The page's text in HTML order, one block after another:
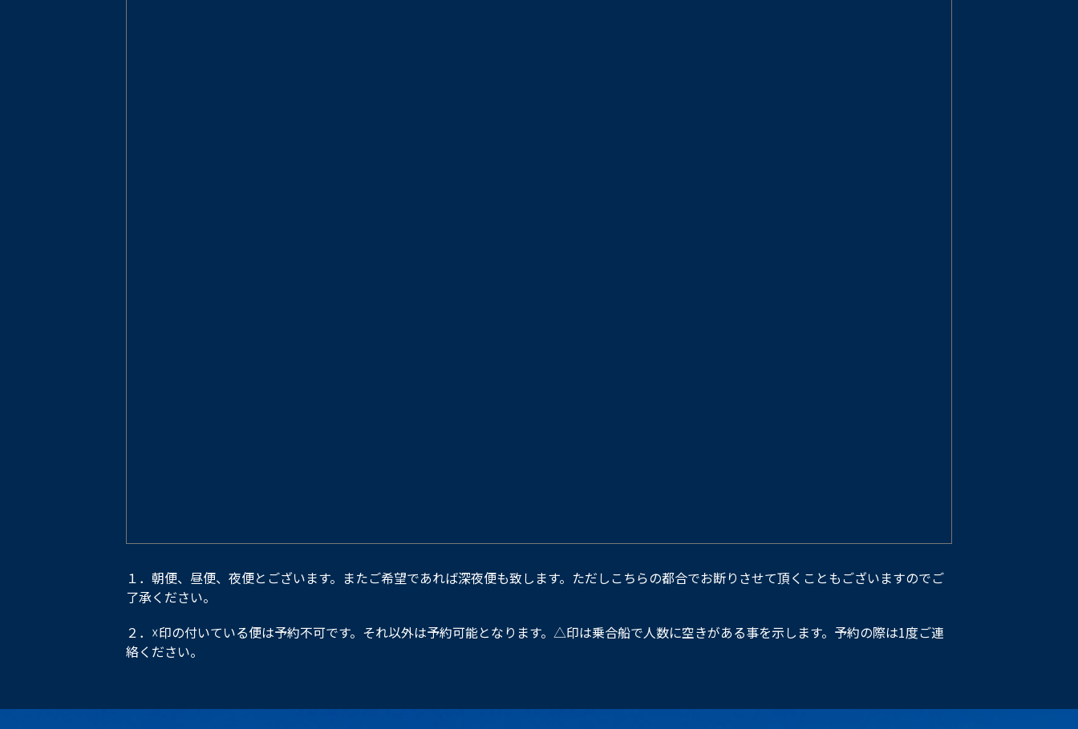
１．朝便、昼便、夜便とございます。またご希望であれば深夜便も致します。ただしこちらの都合でお断りさせて頂くこともございますのでご
了承ください。
２．☓印の付いている便は予約不可です。それ以外は予約可能となります。△印は乗合船で人数に空きがある事を示します。予約の際は1度ご連
絡ください。